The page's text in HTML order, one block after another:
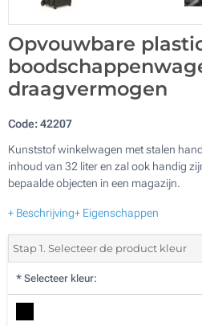
Opvouwbare
draagvermogen
Code:42207
Kunststof winkelwagen met stalen
inhoud van 32 liter en zal ook handig
bepaalde objecten in een magazijn.
+ Beschrijving+ Eigenschappen
Stap 1. Selecteer de product kleur
* Selecteer kleur: